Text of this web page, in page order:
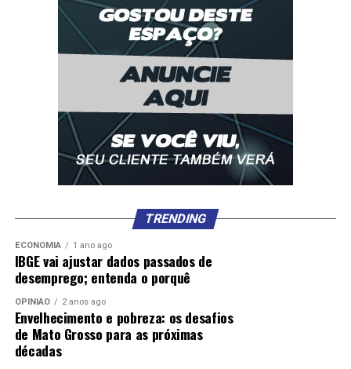
TRENDING
ECONOMIA 1 ano ago
IBGE vai ajustar dados passados de
desemprego; entenda o porquê
OPINIÃO 2 anos ago
Envelhecimento e pobreza: os desafios
de Mato Grosso para as próximas
décadas